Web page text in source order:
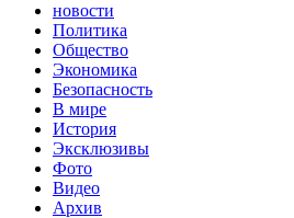
новости
Политика
Общество
Экономика
Безопасность
В мире
История
Эксклюзивы
Фото
Видео
Архив